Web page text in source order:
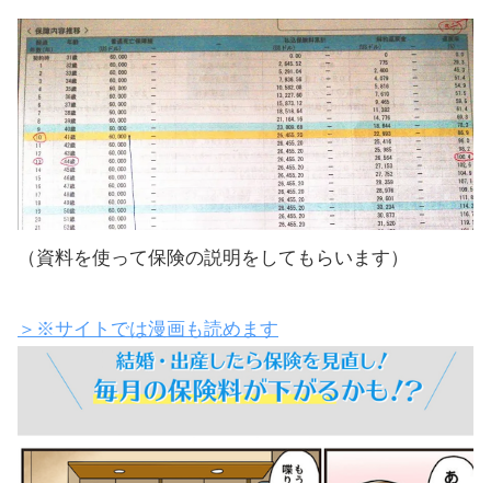
（資料を使って保険の説明をしてもらいます）
＞※サイトでは漫画も読めます